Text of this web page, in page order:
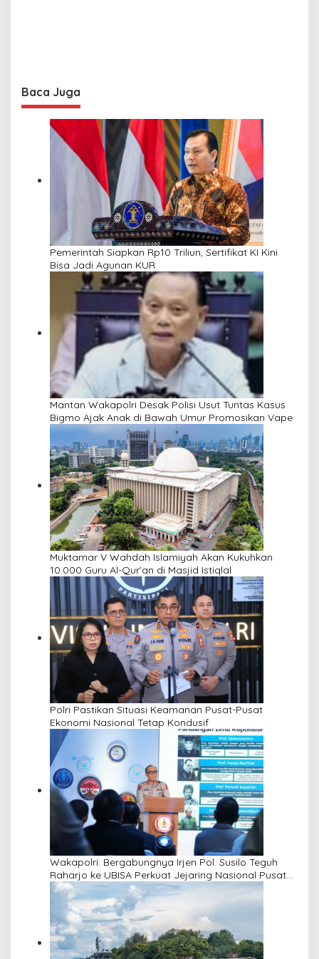
Baca Juga
Pemerintah Siapkan Rp10 Triliun, Sertifikat KI Kini
Bisa Jadi Agunan KUR
Mantan Wakapolri Desak Polisi Usut Tuntas Kasus
Bigmo Ajak Anak di Bawah Umur Promosikan Vape
Muktamar V Wahdah Islamiyah Akan Kukuhkan
10.000 Guru Al-Qur’an di Masjid Istiqlal
Polri Pastikan Situasi Keamanan Pusat-Pusat
Ekonomi Nasional Tetap Kondusif
Wakapolri: Bergabungnya Irjen Pol. Susilo Teguh
Raharjo ke UBISA Perkuat Jejaring Nasional Pusat
Studi Kepolisian